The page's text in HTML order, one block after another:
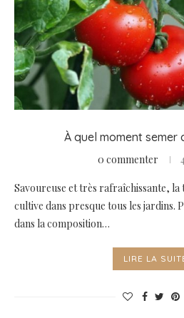
À quel moment semer
0 commenter
Savoureuse et très rafraîchissante, la
cultive dans presque tous les jardins.
dans la composition…
LIRE LA